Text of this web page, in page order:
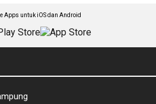
Apps untuk iOS dan Android